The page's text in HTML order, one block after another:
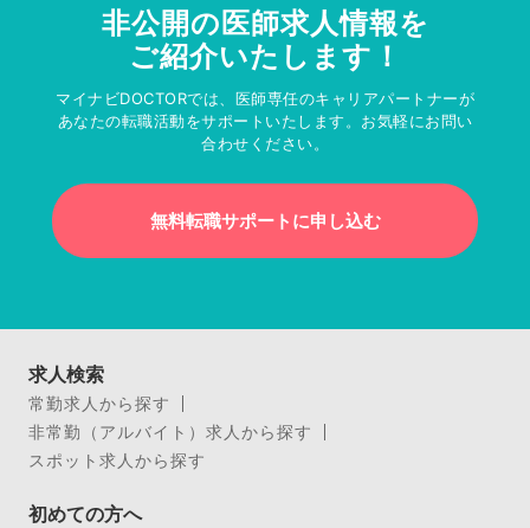
非公開の医師求人情報を
ご紹介いたします！
マイナビDOCTORでは、医師専任のキャリアパートナーが
あなたの転職活動をサポートいたします。お気軽にお問い
合わせください。
無料転職サポートに申し込む
求人検索
常勤求人から探す
非常勤（アルバイト）求人から探す
スポット求人から探す
初めての方へ